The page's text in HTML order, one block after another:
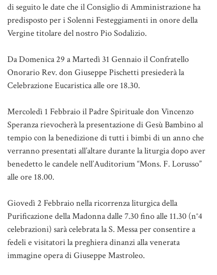
di seguito le date che il Consiglio di Amministrazione ha
predisposto per i Solenni Festeggiamenti in onore della
Vergine titolare del nostro Pio Sodalizio.
Da Domenica 29 a Martedì 31 Gennaio il Confratello
Onorario Rev. don Giuseppe Pischetti presiederà la
Celebrazione Eucaristica alle ore 18.30.
Mercoledì 1 Febbraio il Padre Spirituale don Vincenzo
Speranza rievocherà la presentazione di Gesù Bambino al
tempio con la benedizione di tutti i bimbi di un anno che
verranno presentati all’altare durante la liturgia dopo aver
benedetto le candele nell’Auditorium “Mons. F. Lorusso”
alle ore 18.00.
Giovedì 2 Febbraio nella ricorrenza liturgica della
Purificazione della Madonna dalle 7.30 fino alle 11.30 (n°4
celebrazioni) sarà celebrata la S. Messa per consentire a
fedeli e visitatori la preghiera dinanzi alla venerata
immagine opera di Giuseppe Mastroleo.